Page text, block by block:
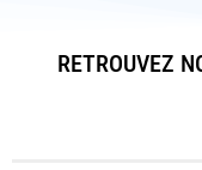
RETROUVEZ